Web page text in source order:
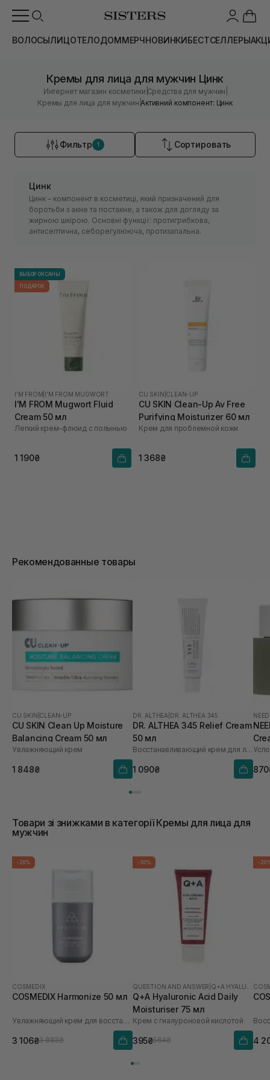
ВОЛОСЫЛИЦОТЕЛОДОММЕРЧНОВИНКИБЕСТСЕЛЛЕРЫ
Кремы для лица для мужчин Цинк
Интернет магазин косметики |Средства для мужчин
Кремы для лица для мужчин |Активний компонент: Цинк
Фильтр 1 Сортировать
Цинк
Цинк – компонент в косметиці, який призначений для
боротьби з акне та постакне, а також для догляду за
жирною шкірою. Основні функції: протигрибкова,
антисептична, себорегулююча, протизапальна.
ВЫБОР ОКСАНЫ
ПОДАРОК
I'M FROM I'M FROM MUGWORT
I'M FROM Mugwort Fluid
Cream 50 мл
Легкий крем-флюид с полынью
1 190₴
CU SKIN CLEAN-UP
CU SKIN Clean-Up Av Free
Purifying Moisturizer 60 мл
Крем для проблемной кожи
1 368₴
Рекомендованные товары
CU SKIN CLEAN-UP
CU SKIN Clean Up Moisture
Balancing Cream 50 мл
Увлажняющий крем
1 848₴
DR. ALTHEA DR. ALTHEA 345
DR. ALTHEA 345 Relief Cream
50 мл
Восстанавливающий крем для лица
1 090₴
Товари зі знижками в категорії Кремы для лица для
мужчин
-20%
COSMEDIX
COSMEDIX Harmonize 50 мл
Увлажняющий крем для восстановления микробиомы
3 106₴3 883₴
-30%
QUESTION AND ANSWER
Q+A Hyaluronic Acid Daily
Moisturiser 75 мл
Крем с гиалуроновой кислотой
395₴564₴
-
4